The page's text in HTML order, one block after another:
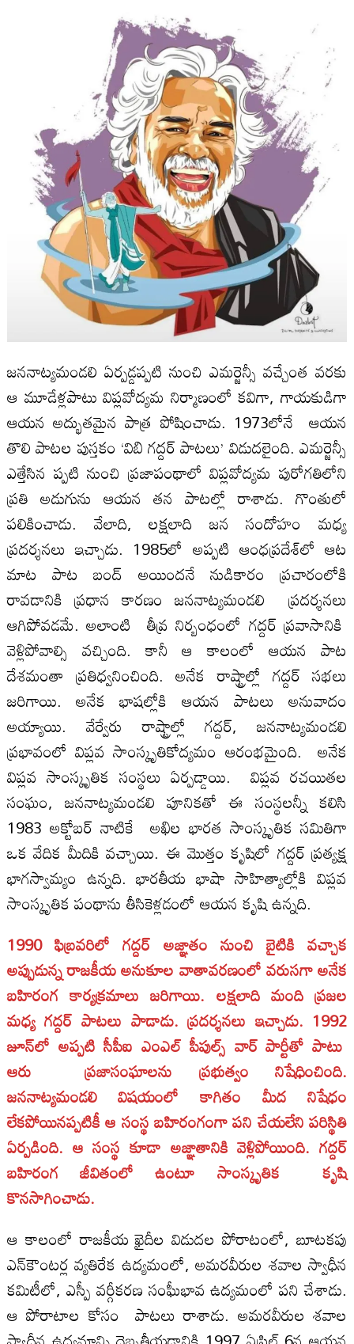
జననాట్యమండలి ఏర్పడ్డప్పటి నుంచి ఎమర్జెన్సీ వచ్చేంత వరకు
ఆ మూడేళ్లపాటు విప్లవోద్యమ నిర్మాణంలో కవిగా, గాయకుడిగా
ఆయన అద్భుతమైన పాత్ర పోషించాడు. 1973లోనే ఆయన
తొలి పాటల పుస్తకం ‘విబి గద్దర్ పాటలు’ విడుదలైంది. ఎమర్జెన్సీ
ఎత్తేసిన ప్పటి నుంచి ప్రజాపంథాలో విప్లవోద్యమ పురోగతిలోని
ప్రతి అడుగును ఆయన తన పాటల్లో రాశాడు. గొంతులో
పలికించాడు. వేలాది, లక్షలాది జన సందోహం మధ్య
ప్రదర్శనలు ఇచ్చాడు. 1985లో అప్పటి ఆంధప్రదేశ్‍లో ఆట
మాట పాట బంద్‍ అయిందనే నుడికారం ప్రచారంలోకి
రావడానికి ప్రధాన కారణం జననాట్యమండలి ప్రదర్శనలు
ఆగిపోవడమే. అలాంటి తీవ్ర నిర్బంధంలో గద్దర్ ప్రవాసానికి
వెళ్లిపోవాల్సి వచ్చింది. కానీ ఆ కాలంలో ఆయన పాట
దేశమంతా ప్రతిధ్వనించింది. అనేక రాష్ట్రాల్లో గద్దర్ సభలు
జరిగాయి. అనేక భాషల్లోకి ఆయన పాటలు అనువాదం
అయ్యాయి. వేర్వేరు రాష్ట్రాల్లో గద్దర్, జననాట్యమండలి
ప్రభావంలో విప్లవ సాంస్కృతికోద్యమం ఆరంభమైంది. అనేక
విప్లవ సాంస్కృతిక సంస్థలు ఏర్పడ్డాయి. విప్లవ రచయితల
సంఘం, జననాట్యమండలి పూనికతో ఈ సంస్థలన్నీ కలిసి
1983 అక్టోబర్ నాటికే అఖిల భారత సాంస్కృతిక సమితిగా
ఒక వేదిక మీదికి వచ్చాయి. ఈ మొత్తం కృషిలో గద్దర్ ప్రత్యక్ష
భాగస్వామ్యం ఉన్నది. భారతీయ భాషా సాహిత్యాల్లోకి విప్లవ
సాంస్కృతిక పంథాను తీసికెళ్లడంలో ఆయన కృషి ఉన్నది.
1990 ఫిబ్రవరిలో గద్దర్ అజ్ఞాతం నుంచి బైటికి వచ్చాక
అప్పుడున్న రాజకీయ అనుకూల వాతావరణంలో వరుసగా అనేక
బహిరంగ కార్యక్రమాలు జరిగాయి. లక్షలాది మంది ప్రజల
మధ్య గద్దర్ పాటలు పాడాడు. ప్రదర్శనలు ఇచ్చాడు. 1992
జూన్‍లో అప్పటి సీపీఐ ఎంఎల్‍ పీపుల్స్ వార్ పార్టీతో పాటు
ఆరు ప్రజాసంఘాలను ప్రభుత్వం నిషేధించింది.
జననాట్యమండలి విషయంలో కాగితం మీద నిషేధం
లేకపోయినప్పటికీ ఆ సంస్థ బహిరంగంగా పని చేయలేని పరిస్థితి
ఏర్పడింది. ఆ సంస్థ కూడా అజ్ఞాతానికి వెళ్లిపోయింది. గద్దర్
బహిరంగ జీవితంలో ఉంటూ సాంస్కృతిక కృషి
కొనసాగించాడు.
ఆ కాలంలో రాజకీయ ఖైదీల విడుదల పోరాటంలో, బూటకపు
ఎన్‍కౌంటర్ల వ్యతిరేక ఉద్యమంలో, అమరవీరుల శవాల స్వాధీన
కమిటీలో, ఎస్పీ వర్గీకరణ సంఘీభావ ఉద్యమంలో పని చేశాడు.
ఆ పోరాటాల కోసం పాటలు రాశాడు. అమరవీరుల శవాల